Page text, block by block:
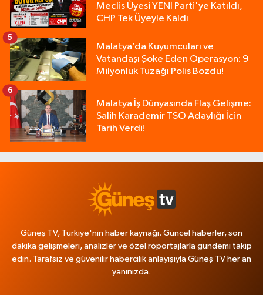
Meclis Üyesi YENİ Parti'ye Katıldı,
CHP Tek Üyeyle Kaldı
Malatya’da Kuyumcuları ve
Vatandaşı Şoke Eden Operasyon: 9
Milyonluk Tuzağı Polis Bozdu!
5
Malatya İş Dünyasında Flaş Gelişme:
Salih Karademir TSO Adaylığı İçin
Tarih Verdi!
6
Güneş TV, Türkiye'nin haber kaynağı. Güncel haberler, son
dakika gelişmeleri, analizler ve özel röportajlarla gündemi takip
edin. Tarafsız ve güvenilir habercilik anlayışıyla Güneş TV her an
yanınızda.